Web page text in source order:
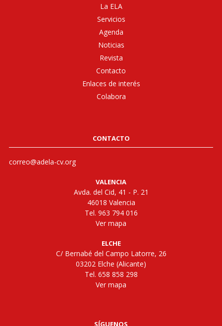
La ELA
Servicios
Agenda
Noticias
Revista
Contacto
Enlaces de interés
Colabora
CONTACTO
correo@adela-cv.org
VALENCIA
Avda. del Cid, 41 - P. 21
46018 Valencia
Tel. 963 794 016
Ver mapa
ELCHE
C/ Bernabé del Campo Latorre, 26
03202 Elche (Alicante)
Tel. 658 858 298
Ver mapa
SÍGUENOS